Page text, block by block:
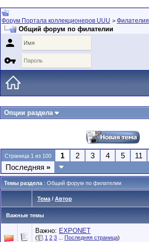
Форум Портала коллекционеров UUU > Филателия
Общий форум по филателии


Опции раздела
Страница 1 из 100 1 2 3 4 5 11
Последняя »
Темы раздела : Общий форум по филателии
Тема / Автор
Важные темы
Важно: EXPONET
( 1 2 3 Последняя страница)